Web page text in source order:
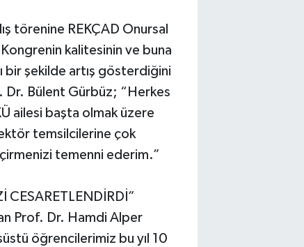
törenine REKÇAD Onursal
Kongrenin kalitesinin ve buna
bir şekilde artış gösterdiğini
Dr. Bülent Gürbüz; “Herkes
ailesi başta olmak üzere
temsilcilerine çok
temenni ederim.”
CESARETLENDİRDİ”
Prof. Dr. Hamdi Alper
öğrencilerimiz bu yıl 10